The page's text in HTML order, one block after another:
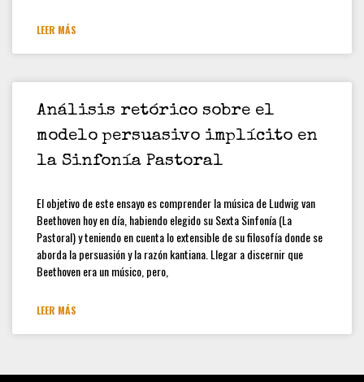
LEER MÁS
Análisis retórico sobre el
modelo persuasivo implícito en
la Sinfonía Pastoral
El objetivo de este ensayo es comprender la música de Ludwig van
Beethoven hoy en día, habiendo elegido su Sexta Sinfonía (La
Pastoral) y teniendo en cuenta lo extensible de su filosofía donde se
aborda la persuasión y la razón kantiana. Llegar a discernir que
Beethoven era un músico, pero,
LEER MÁS